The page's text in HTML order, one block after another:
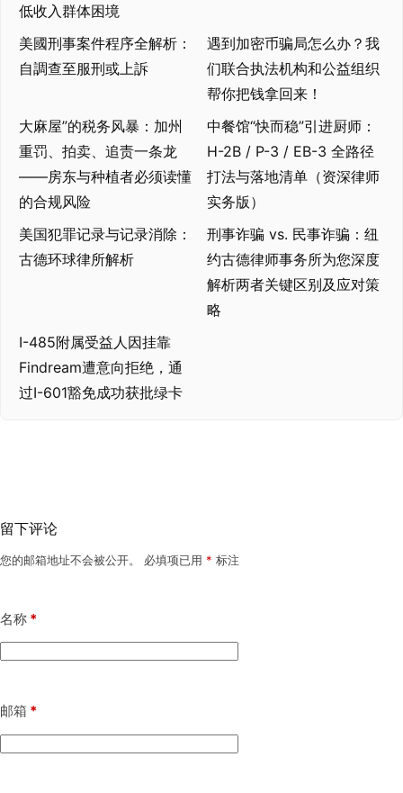
低收入群体困境
美國刑事案件程序全解析：
自調查至服刑或上訴
遇到加密币骗局怎么办？我
们联合执法机构和公益组织
帮你把钱拿回来！
大麻屋”的税务风暴：加州
重罚、拍卖、追责一条龙
——房东与种植者必须读懂
的合规风险
中餐馆“快而稳”引进厨师：
H-2B / P-3 / EB-3 全路径
打法与落地清单（资深律师
实务版）
美国犯罪记录与记录消除：
古德环球律所解析
刑事诈骗 vs. 民事诈骗：纽
约古德律师事务所为您深度
解析两者关键区别及应对策
略
I-485附属受益人因挂靠
Findream遭意向拒绝，通
过I-601豁免成功获批绿卡
留下评论
您的邮箱地址不会被公开。 必填项已用 * 标注
名称 *
邮箱 *